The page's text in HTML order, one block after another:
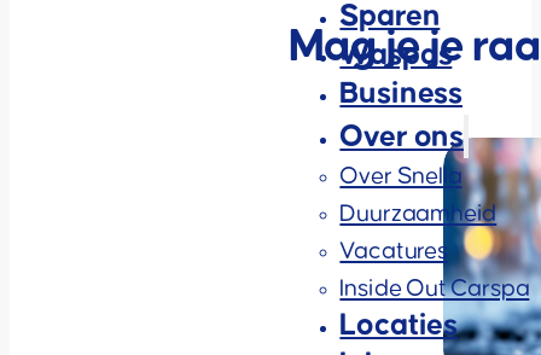
Sparen
Waspas
Business
Over ons
Over Snella
Duurzaamheid
Vacatures
Inside Out Carspa
Locaties
Mag je je